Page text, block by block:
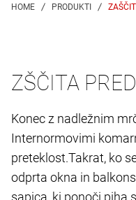
ZŠČITA
Konec z nadležnim
Internormovimi
preteklost.Takrat, ko
odprta okna in
sapica, ki ponoči piha